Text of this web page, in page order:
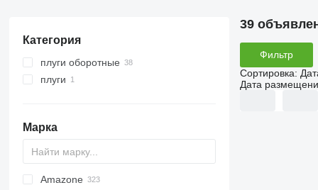
Категория
плуги оборотные
плуги
Марка
AS
Multivator
Cultiplow
Jaguar
AT30
8
KM180
FV
Amazone
39
Фильтр
Сортировка:
Дата